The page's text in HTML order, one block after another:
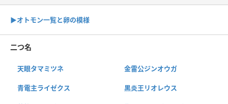
▶︎オトモン一覧と卵の模様
二つ名
天眼タマミツネ 金雷公ジンオウガ
青電主ライゼクス 黒炎王リオレウス